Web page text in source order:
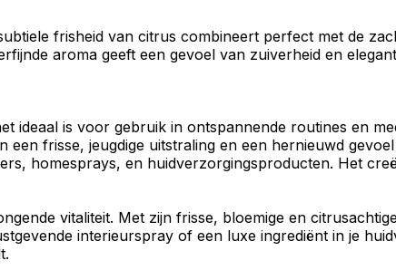
frisheid van citrus combineert perfect met de
aroma geeft een gevoel van zuiverheid en
ideaal is voor gebruik in ontspannende routines en
frisse, jeugdige uitstraling en een hernieuwd
, homesprays, en huidverzorgingsproducten. Het
vitaliteit. Met zijn frisse, bloemige en
interieurspray of een luxe ingrediënt in je